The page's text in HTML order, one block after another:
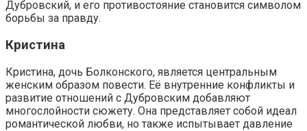
Дубровский, и его противостояние становится символом
борьбы за правду.
Кристина
Кристина, дочь Болконского, является центральным
женским образом повести. Её внутренние конфликты и
развитие отношений с Дубровским добавляют
многослойности сюжету. Она представляет собой идеал
романтической любви, но также испытывает давление